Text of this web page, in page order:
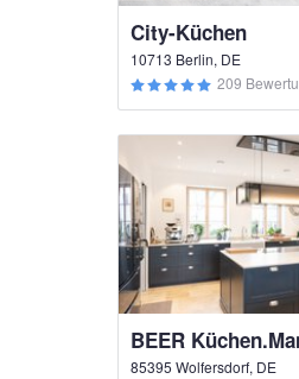
City-Küchen
10713 Berlin, DE
209
BEER
85395 Wolfersdorf, DE